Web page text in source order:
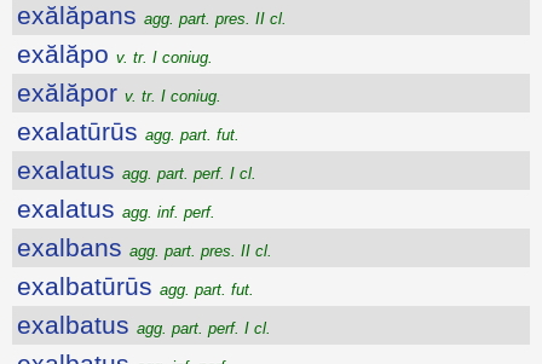
exălăpans agg. part. pres. II cl.
exălăpo v. tr. I coniug.
exălăpor v. tr. I coniug.
exalatūrūs agg. part. fut.
exalatus agg. part. perf. I cl.
exalatus agg. inf. perf.
exalbans agg. part. pres. II cl.
exalbatūrūs agg. part. fut.
exalbatus agg. part. perf. I cl.